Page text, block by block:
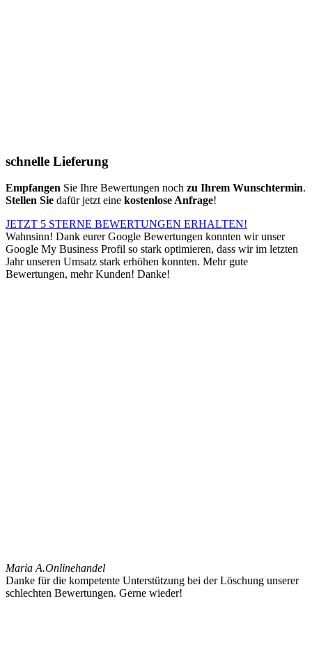
schnelle Lieferung
Empfangen Sie Ihre Bewertungen noch zu Ihrem Wunschtermin.
Stellen Sie dafür jetzt eine kostenlose Anfrage!
JETZT 5 STERNE BEWERTUNGEN ERHALTEN!
Wahnsinn! Dank eurer Google Bewertungen konnten wir unser
Google My Business Profil so stark optimieren, dass wir im letzten
Jahr unseren Umsatz stark erhöhen konnten. Mehr gute
Bewertungen, mehr Kunden! Danke!
Maria A.Onlinehandel
Danke für die kompetente Unterstützung bei der Löschung unserer
schlechten Bewertungen. Gerne wieder!